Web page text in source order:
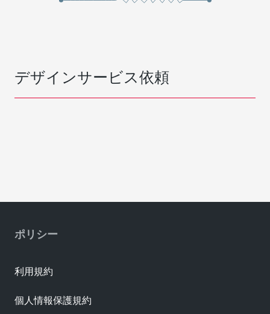
デザインサービス依頼
ポリシー
利用規約
個人情報保護規約